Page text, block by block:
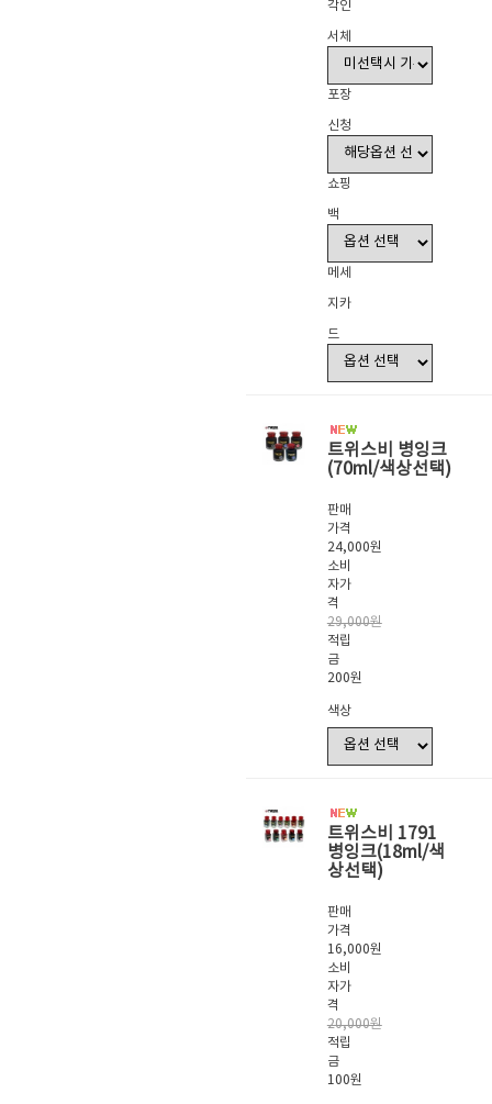
각인
서체
포장
신청
쇼핑
백
메세
지카
드
트위스비 병잉크
(70ml/색상선택)
판매
가격
24,000원
소비
자가
격
29,000원
적립
금
200원
색상
트위스비 1791
병잉크(18ml/색
상선택)
판매
가격
16,000원
소비
자가
격
20,000원
적립
금
100원